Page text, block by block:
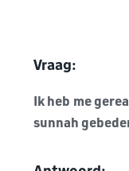
Vraag:
Ik heb me
sunnah